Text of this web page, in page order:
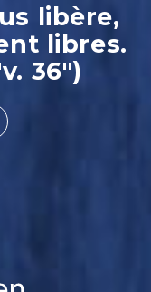
libère,
libres.
36")